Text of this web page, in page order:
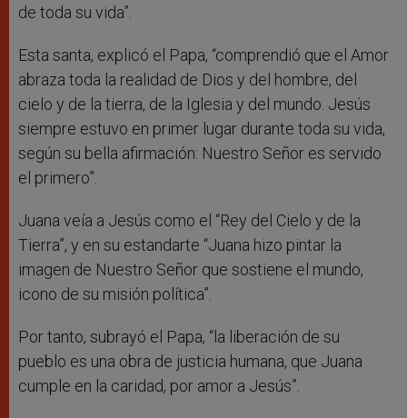
de toda su vida”.
Esta santa, explicó el Papa, “comprendió que el Amor
abraza toda la realidad de Dios y del hombre, del
cielo y de la tierra, de la Iglesia y del mundo. Jesús
siempre estuvo en primer lugar durante toda su vida,
según su bella afirmación: Nuestro Señor es servido
el primero”.
Juana veía a Jesús como el “Rey del Cielo y de la
Tierra”, y en su estandarte “Juana hizo pintar la
imagen de Nuestro Señor que sostiene el mundo,
icono de su misión política”.
Por tanto, subrayó el Papa, “la liberación de su
pueblo es una obra de justicia humana, que Juana
cumple en la caridad, por amor a Jesús”.